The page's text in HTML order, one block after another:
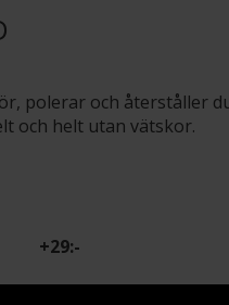
polerar och återståller
och helt utan vätskor.
+29:-